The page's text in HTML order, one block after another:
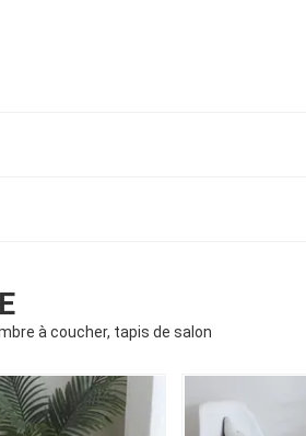
à coucher, tapis de salon